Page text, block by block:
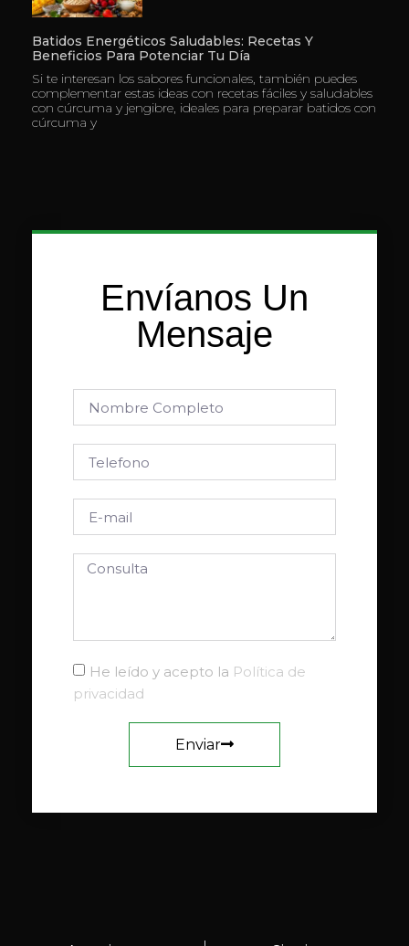
Batidos Energéticos Saludables: Recetas Y
Beneficios Para Potenciar Tu Día
Si te interesan los sabores funcionales, también puedes
complementar estas ideas con recetas fáciles y saludables
con cúrcuma y jengibre, ideales para preparar batidos con
cúrcuma y
Envíanos Un
Mensaje
He leído y acepto la Política de
privacidad
Enviar